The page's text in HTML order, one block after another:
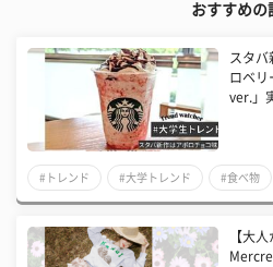
おすすめの
スタバ
ロベリ
ver.」
#トレンド #大学トレンド #食べ物
【大